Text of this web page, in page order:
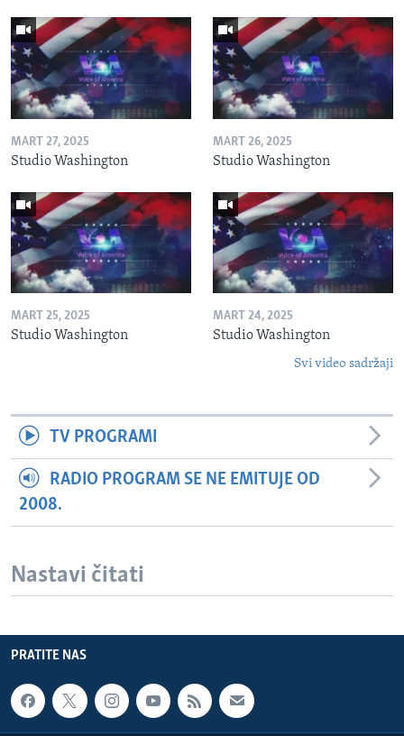
MART 27, 2025
Studio Washington
MART 26, 2025
Studio Washington
MART 25, 2025
Studio Washington
MART 24, 2025
Studio Washington
Svi video sadržaji
TV PROGRAMI
RADIO PROGRAM SE NE EMITUJE OD
2008.
Nastavi čitati
PRATITE NAS